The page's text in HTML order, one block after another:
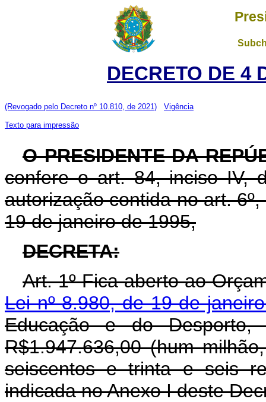
DECRETO DE 4
(Revogado pelo Decreto nº 10.810, de 2021) Vigência
Texto para impressão
O PRESIDENTE DA
confere o art. 84, inciso IV,
autorização contida no art.
19 de janeiro de 1995,
DECRETA:
Art. 1º Fica aberto ao
Lei nº 8.980, de 19 de
Educação e do
R$1.947.636,00 (hum
seiscentos e trinta e seis
indicada no Anexo I deste